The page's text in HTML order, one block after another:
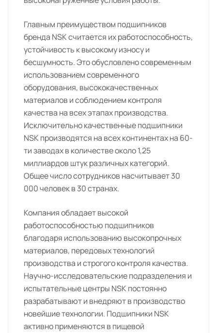
Главным преимуществом подшипников
бренда NSK считается их работоспособность,
устойчивость к высокому износу и
бесшумность. Это обусловлено современным
использованием современного
оборудования, высококачественных
материалов и соблюдением контроля
качества на всех этапах производства.
Исключительно качественные подшипники
NSK производятся на всех континентах на 60-
ти заводах в количестве около 1,25
миллиардов штук различных категорий.
Общее число сотрудников насчитывает 30
000 человек в 30 странах.
Компания обладает высокой
работоспособностью подшипников
благодаря использованию высокопрочных
материалов, передовых технологий
производства и строгого контроля качества.
Научно-исследовательские подразделения и
испытательные центры NSK постоянно
разрабатывают и внедряют в производство
новейшие технологии. Подшипники NSK
активно применяются в пищевой